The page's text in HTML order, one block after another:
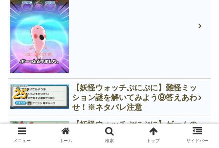
【妖怪ウォッチぷにぷに】難怪ミッ
ション謎を解いてみよう⑨答えあわ
せ！※ネタバレ注意
【妖怪ウォッチぷにぷに】ゲームの
進行手順をまとめてみました♪/初心
メニュー ホーム 検索 トップ サイドバー